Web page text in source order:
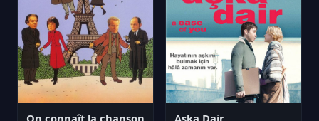
On connaît la chanson Aşka Dair